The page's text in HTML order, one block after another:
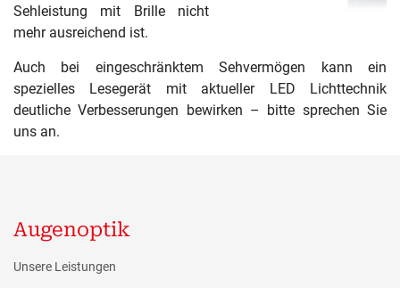
Sehleistung mit Brille nicht
mehr ausreichend ist.
Auch bei eingeschränktem Sehvermögen kann ein
spezielles Lesegerät mit aktueller LED Lichttechnik
deutliche Verbesserungen bewirken – bitte sprechen Sie
uns an.
Augenoptik
Unsere Leistungen